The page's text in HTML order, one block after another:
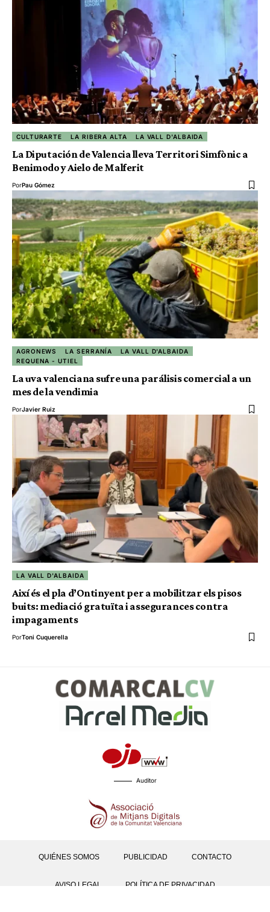
CULTURARTE LA RIBERA ALTA LA VALL D'ALBAIDA
La Diputación de Valencia lleva Territori Simfònic a
Benimodo y Aielo de Malferit
PorPau Gómez
AGRONEWS LA SERRANÍA
LA VALL D'ALBAIDA
REQUENA - UTIEL
La uva valenciana sufre una parálisis comercial a un
mes de la vendimia
PorJavier Ruiz
LA VALL D'ALBAIDA
Així és el pla d’Ontinyent per a mobilitzar els pisos
buits: mediació gratuïta i assegurances contra
impagaments
PorToni Cuquerella
Auditor
QUIÉNES SOMOS PUBLICIDAD CONTACTO
AVISO LEGAL POLÍTICA DE PRIVACIDAD